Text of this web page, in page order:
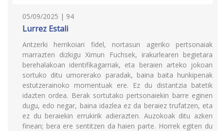
05/09/2025 | 94
Lurrez Estali
Antzerki herrikoiari fidel, nortasun ageriko pertsonaiak
marrazten dizkigu Ximun Fuchsek, irakurlearen begietara
berehalakoan identifikagarriak, eta beraien arteko jokoan
sortuko ditu umorerako paradak, baina baita hunkipenak
estutzerainoko momentuak ere. Ez du distantzia batetik
idazten ordea. Berak sortutako pertsonaiekin barre eginen
dugu, edo negar, baina idazlea ez da beraiez trufatzen, eta
ez du beraiekin errukirik adierazten. Auzokoak ditu azken
finean; bera ere sentitzen da haien parte. Horrek egiten du